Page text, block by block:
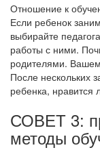
Отношение к
Если ребенок
выбирайте
работы с ними.
родителями.
После нескольких
ребенка, нравится
СОВЕТ 3:
методы